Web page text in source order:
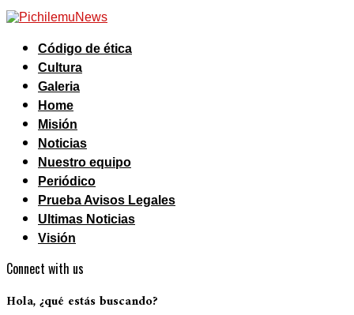
Código de ética
Cultura
Galeria
Home
Misión
Noticias
Nuestro equipo
Periódico
Prueba Avisos Legales
Ultimas Noticias
Visión
Connect with us
Hola, ¿qué estás buscando?